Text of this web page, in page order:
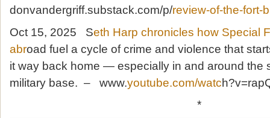
donvandergriff.substack.com/p/review-of-the-fort-
Oct 15, 2025 Seth Harp chronicles how Special
abroad fuel a cycle of crime and violence that
it way back home — especially in and around the
military base. – www.youtube.com/watc
*